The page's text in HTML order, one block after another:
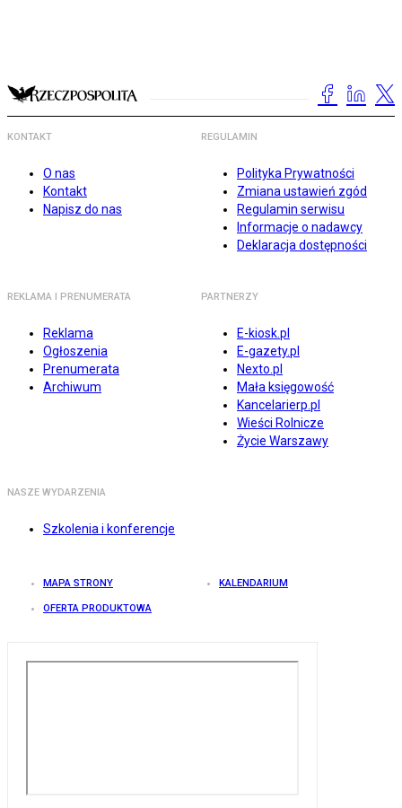
KONTAKT
O nas
Kontakt
Napisz do nas
REGULAMIN
Polityka Prywatności
Zmiana ustawień zgód
Regulamin serwisu
Informacje o nadawcy
Deklaracja dostępności
REKLAMA I PRENUMERATA
Reklama
Ogłoszenia
Prenumerata
Archiwum
PARTNERZY
E-kiosk.pl
E-gazety.pl
Nexto.pl
Mała księgowość
Kancelarierp.pl
Wieści Rolnicze
Życie Warszawy
NASZE WYDARZENIA
Szkolenia i konferencje
MAPA STRONY KALENDARIUM
OFERTA PRODUKTOWA